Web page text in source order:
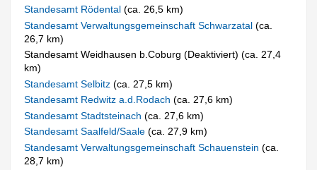
Standesamt Rödental(ca. 26,5 km)
Standesamt Verwaltungsgemeinschaft Schwarzatal(ca.
26,7 km)
Standesamt Weidhausen b.Coburg (Deaktiviert) (ca. 27,4
km)
Standesamt Selbitz(ca. 27,5 km)
Standesamt Redwitz a.d.Rodach(ca. 27,6 km)
Standesamt Stadtsteinach(ca. 27,6 km)
Standesamt Saalfeld/Saale(ca. 27,9 km)
Standesamt Verwaltungsgemeinschaft Schauenstein(ca.
28,7 km)